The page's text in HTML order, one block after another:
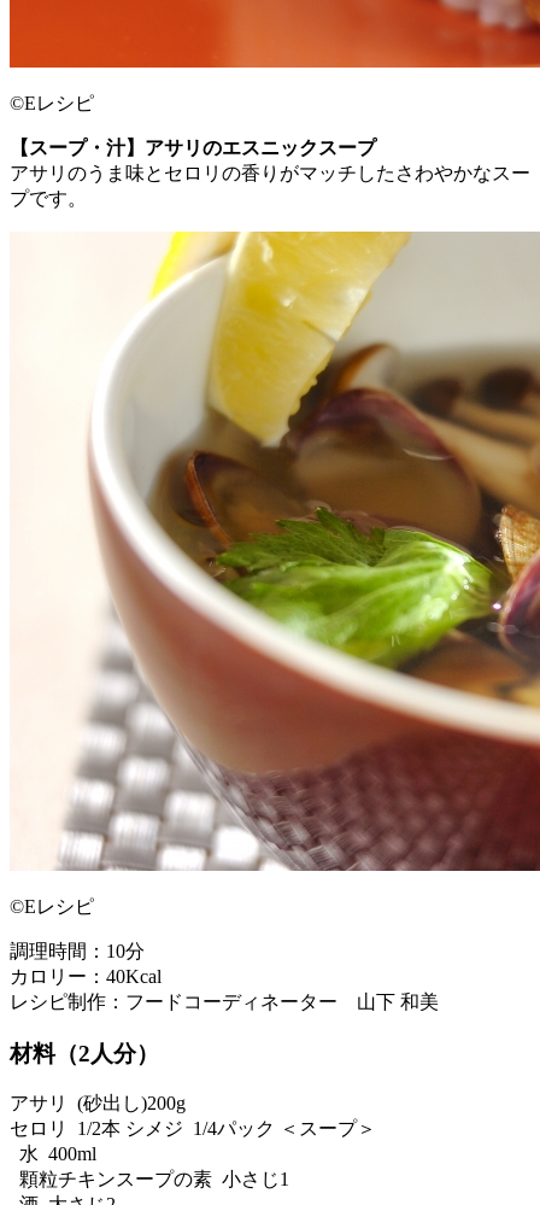
©Eレシピ
【スープ・汁】アサリのエスニックスープ
アサリのうま味とセロリの香りがマッチしたさわやかなスー
プです。
©Eレシピ
調理時間：10分
カロリー：40Kcal
レシピ制作：フードコーディネーター 山下 和美
材料（2人分）
アサリ (砂出し)200g
セロリ 1/2本 シメジ 1/4パック ＜スープ＞
水 400ml
顆粒チキンスープの素 小さじ1